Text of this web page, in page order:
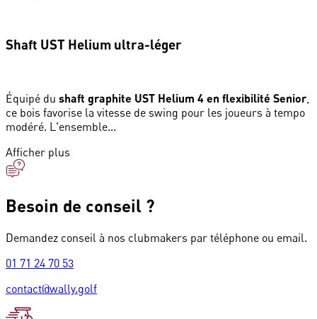
Shaft UST Helium ultra-léger
Équipé du shaft graphite UST Helium 4 en flexibilité Senior,
ce bois favorise la vitesse de swing pour les joueurs à tempo
modéré. L'ensemble...
Afficher plus
Besoin de conseil ?
Demandez conseil à nos clubmakers par téléphone ou email.
01 71 24 70 53
contact@wally.golf